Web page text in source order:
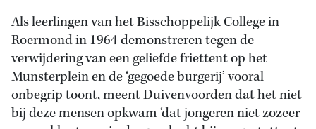
Als leerlingen van het Bisschoppelijk College in
Roermond in 1964 demonstreren tegen de
verwijdering van een geliefde friettent op het
Munsterplein en de ‘gegoede burgerij’ vooral
onbegrip toont, meent Duivenvoorden dat het niet
bij deze mensen opkwam ‘dat jongeren niet zozeer